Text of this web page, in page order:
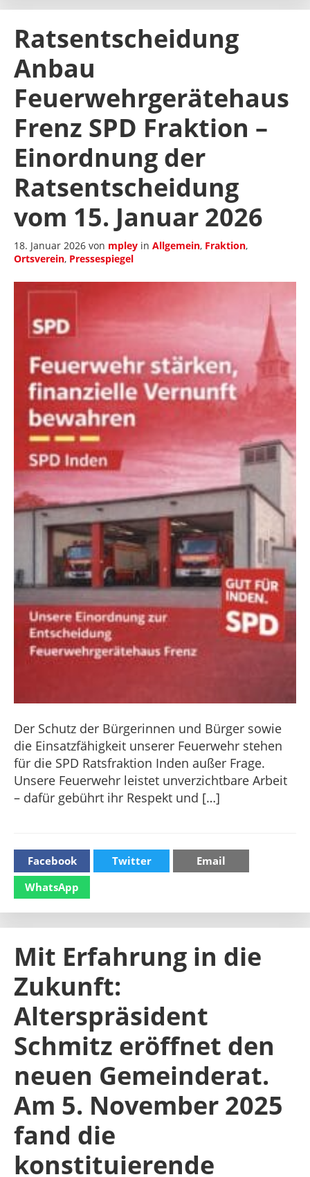
Ratsentscheidung
Anbau
Feuerwehrgerätehaus
Frenz SPD Fraktion –
Einordnung der
Ratsentscheidung
vom 15. Januar 2026
18. Januar 2026 von mpley in Allgemein, Fraktion,
Ortsverein, Pressespiegel
Der Schutz der Bürgerinnen und Bürger sowie
die Einsatzfähigkeit unserer Feuerwehr stehen
für die SPD Ratsfraktion Inden außer Frage.
Unsere Feuerwehr leistet unverzichtbare Arbeit
– dafür gebührt ihr Respekt und […]
Facebook Twitter
Email
WhatsApp
Mit Erfahrung in die
Zukunft:
Alterspräsident
Schmitz eröffnet den
neuen Gemeinderat.
Am 5. November 2025
fand die
konstituierende